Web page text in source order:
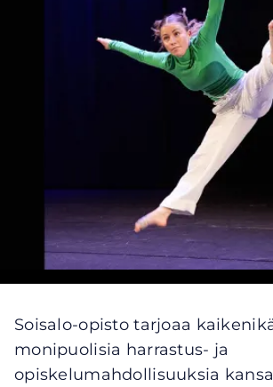
Soisalo-opisto tarjoaa
monipuolisia harrastus- ja
opiskelumahdollisuuksia